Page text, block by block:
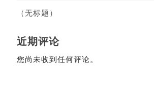
（无标题）
近期评论
您尚未收到任何评论。